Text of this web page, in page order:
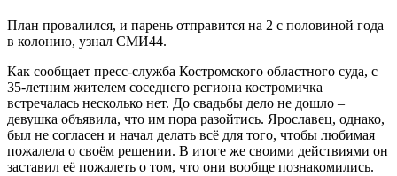
План провалился, и парень отправится на 2 с половиной года
в колонию, узнал СМИ44.
Как сообщает пресс-служба Костромского областного суда, с
35-летним жителем соседнего региона костромичка
встречалась несколько нет. До свадьбы дело не дошло –
девушка объявила, что им пора разойтись. Ярославец, однако,
был не согласен и начал делать всё для того, чтобы любимая
пожалела о своём решении. В итоге же своими действиями он
заставил её пожалеть о том, что они вообще познакомились.